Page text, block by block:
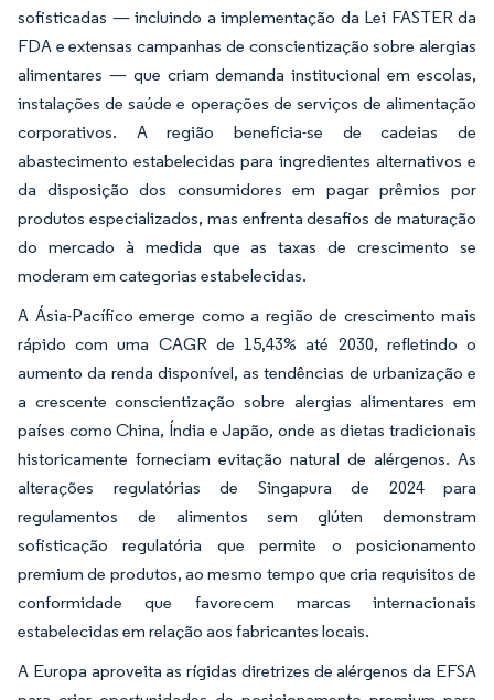
sofisticadas — incluindo a implementação da Lei FASTER da
FDA e extensas campanhas de conscientização sobre alergias
alimentares — que criam demanda institucional em escolas,
instalações de saúde e operações de serviços de alimentação
corporativos. A região beneficia-se de cadeias de
abastecimento estabelecidas para ingredientes alternativos e
da disposição dos consumidores em pagar prêmios por
produtos especializados, mas enfrenta desafios de maturação
do mercado à medida que as taxas de crescimento se
moderam em categorias estabelecidas.
A Ásia-Pacífico emerge como a região de crescimento mais
rápido com uma CAGR de 15,43% até 2030, refletindo o
aumento da renda disponível, as tendências de urbanização e
a crescente conscientização sobre alergias alimentares em
países como China, Índia e Japão, onde as dietas tradicionais
historicamente forneciam evitação natural de alérgenos. As
alterações regulatórias de Singapura de 2024 para
regulamentos de alimentos sem glúten demonstram
sofisticação regulatória que permite o posicionamento
premium de produtos, ao mesmo tempo que cria requisitos de
conformidade que favorecem marcas internacionais
estabelecidas em relação aos fabricantes locais.
A Europa aproveita as rígidas diretrizes de alérgenos da EFSA